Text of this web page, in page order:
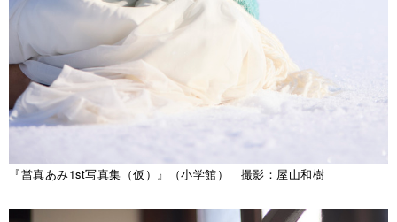
『當真あみ1st写真集（仮）』（小学館） 撮影：屋山和樹